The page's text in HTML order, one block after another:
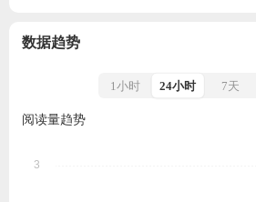
数据趋势
1小时 24小时 7天
阅读量趋势